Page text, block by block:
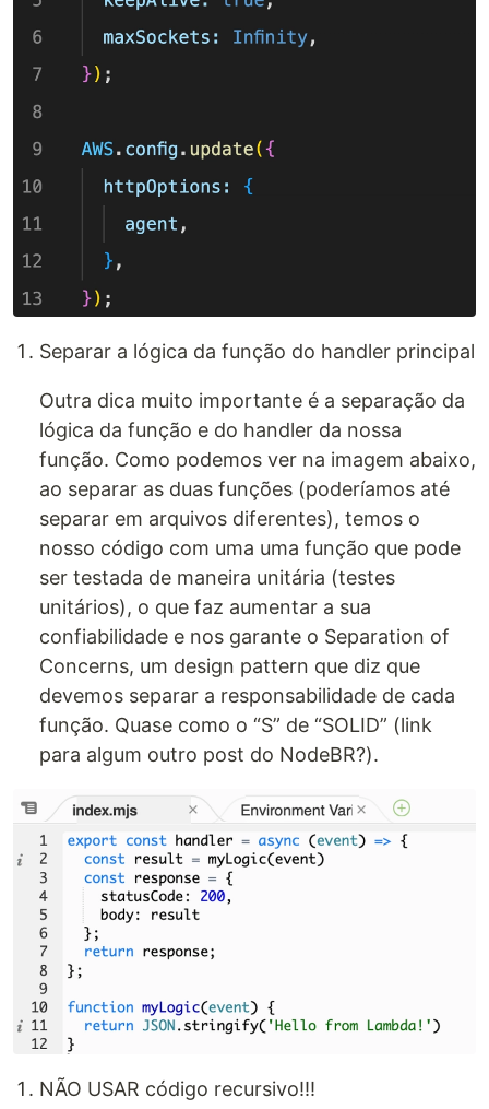
Separar a lógica da função do handler principal
Outra dica muito importante é a separação da
lógica da função e do handler da nossa
função. Como podemos ver na imagem abaixo,
ao separar as duas funções (poderíamos até
separar em arquivos diferentes), temos o
nosso código com uma uma função que pode
ser testada de maneira unitária (testes
unitários), o que faz aumentar a sua
confiabilidade e nos garante o Separation of
Concerns, um design pattern que diz que
devemos separar a responsabilidade de cada
função. Quase como o “S” de “SOLID” (link
para algum outro post do NodeBR?).
NÃO USAR código recursivo!!!